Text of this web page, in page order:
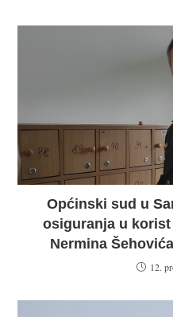
Općinski sud u
osiguranja u korist
Nermina
12.